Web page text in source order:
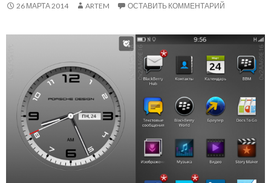
26 МАРТА 2014 ARTEM ОСТАВИТЬ КОММЕНТАРИЙ